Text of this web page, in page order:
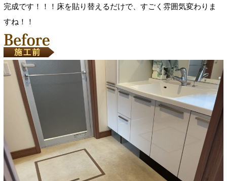
完成です！！！床を貼り 替えるだけで、すごく雰囲気変わりま
すね！！